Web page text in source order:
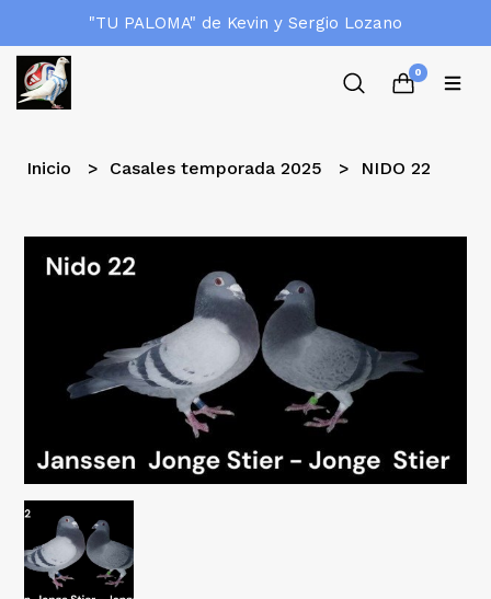
"TU PALOMA" de Kevin y Sergio Lozano
0
Inicio Casales temporada 2025 NIDO 22